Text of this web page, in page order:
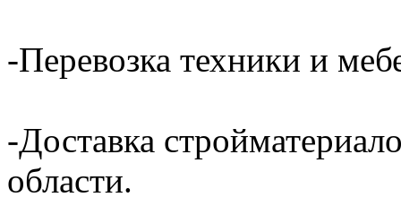
-Перевозка техники и
-Доставка
области.